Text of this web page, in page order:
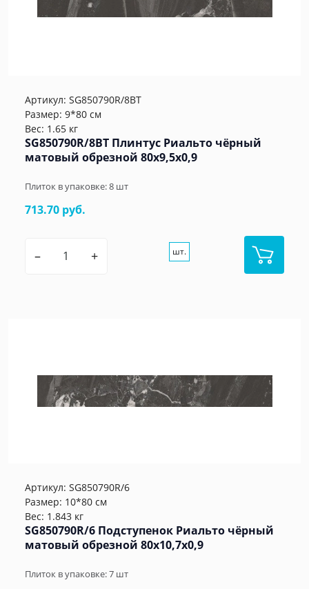
Артикул: SG850790R/8BT
Размер: 9*80 см
Вес: 1.65 кг
SG850790R/8BT Плинтус Риальто чёрный
матовый обрезной 80x9,5x0,9
Плиток в упаковке:8 шт
713.70 руб.
– + шт.
Артикул: SG850790R/6
Размер: 10*80 см
Вес: 1.843 кг
SG850790R/6 Подступенок Риальто чёрный
матовый обрезной 80x10,7x0,9
Плиток в упаковке:7 шт